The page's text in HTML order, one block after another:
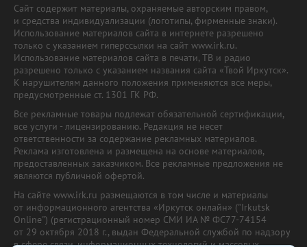
Сайт содержит материалы, охраняемые авторским правом,
и средства индивидуализации (логотипы, фирменные знаки).
Использование материалов сайта в интернете разрешено
только с указанием гиперссылки на сайт www.irk.ru.
Использование материалов сайта в печати, ТВ и радио
разрешено только с указанием названия сайта «Твой Иркутск».
К нарушителям данного положения применяются все меры,
предусмотренные ст. 1301 ГК РФ.
Все рекламные товары подлежат обязательной сертификации,
все услуги - лицензированию. Редакция не несет
ответственности за содержание рекламных материалов.
Реклама изготовлена и размещена на основе материалов,
предоставленных заказчиком. Все рекламные предложения не
являются публичной офертой.
На сайте www.irk.ru размещаются в том числе и материалы
от информационного агентства «Иркутск онлайн» ("Irkutsk
Online") (регистрационный номер СМИ ИА № ФС77-74154
от 29 октября 2018 г., выдан Федеральной службой по надзору
в сфере связи, информационных технологий и массовых